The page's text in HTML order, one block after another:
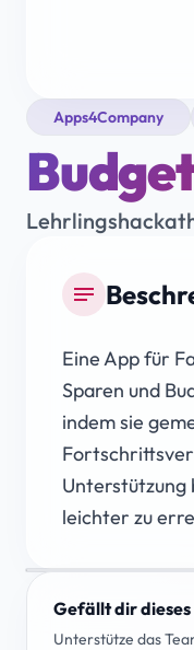
Apps4Company
notes
Eine App für
Sparen und
indem sie
Unterstützung
leichter zu
Gefällt dir
Unterstütze das